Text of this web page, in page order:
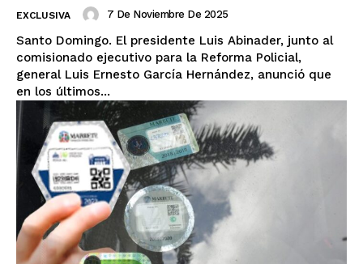
EXCLUSIVA 7 De Noviembre De 2025
Santo Domingo. El presidente Luis Abinader, junto al
comisionado ejecutivo para la Reforma Policial,
general Luis Ernesto García Hernández, anunció que
en los últimos...